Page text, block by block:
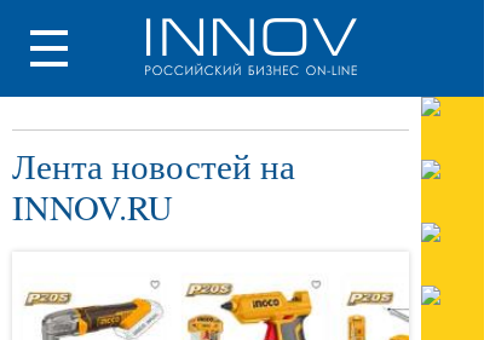
Лента новостей на
INNOV.RU